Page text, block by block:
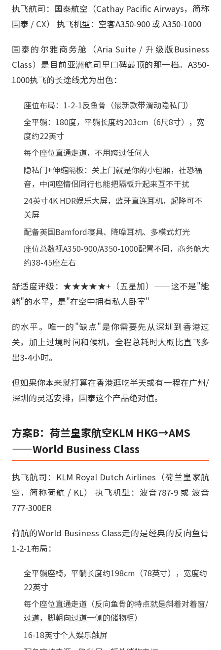
执飞航司：国泰航空（Cathay Pacific Airways，简称
国泰 / CX） 执飞机型：空客A350-900 或 A350-1000
国泰的尔雅商务舱（Aria Suite / 升级版Business
Class）是目前亚洲航司里口碑最顶的那一档。A350-
1000执飞的长途线尤为出色：
座位布局：1-2-1反鱼骨（最新款带滑动隐私门）
全平躺：180度，平躺长度约203cm（6尺8寸），宽
度约22英寸
每个座位直通走道，不用跨过任何人
隐私门+伸缩隔板：关上门就是你的小包厢，社恐福
音，中间座情侣同行也能把隔板升起来互不干扰
24英寸4K HDR娱乐大屏，蓝牙直连耳机，起降可不
关屏
配备英国Bamford寝具、降噪耳机、多模式灯光
座位总数视A350-900/A350-1000配置不同，商务舱大
约38-45座左右
舒适度评级：★★★★★+（五星加）——这不是"能
躺"的水平，是"在空中拥有私人卧室"
的水平。唯一的"缺点"是你需要先从深圳到香港过
关，加上过境时间和候机，全程总耗时大概比直飞多
出3-4小时。
但如果你本来就打算在香港逛吃半天或有一程在广州/
深圳的灵活安排，国泰这个产品绝对值。
方案B：荷兰皇家航空KLM HKG→AMS
——World Business Class
执飞航司：KLM Royal Dutch Airlines（荷兰皇家航
空，简称荷航 / KL） 执飞机型：波音787-9 或 波音
777-300ER
荷航的World Business Class走的是经典的反向鱼骨
1-2-1布局：
全平躺座椅，平躺长度约198cm（78英寸），宽度约
22英寸
每个座位直通走道（反向鱼骨的特点就是斜着对着窗/
过道，脚朝向过道一侧的储物柜）
16-18英寸个人娱乐触屏